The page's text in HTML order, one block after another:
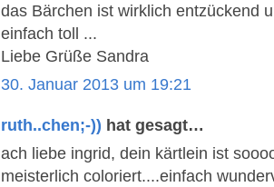
das Bärchen ist wirklich entzückend
einfach toll ...
Liebe Grüße Sandra
30. Januar 2013 um 19:21
ruth..chen;-)) hat gesagt…
ach liebe ingrid, dein kärtlein ist
meisterlich coloriert....einfach